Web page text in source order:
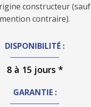
constructeur (sauf
mention contraire).
DISPONIBILITÉ :
8 à 15 jours *
GARANTIE :